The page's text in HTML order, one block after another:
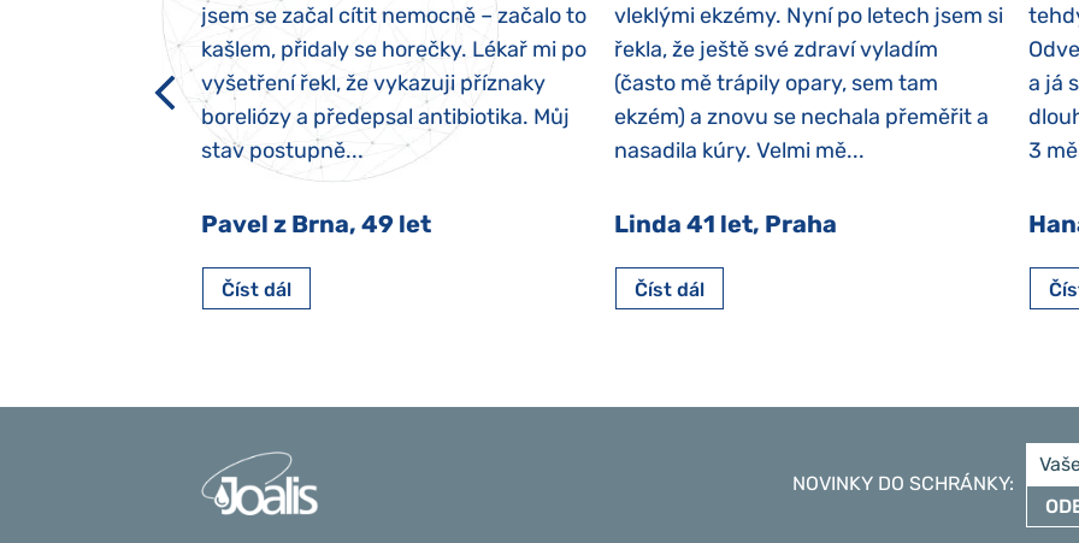
jsem se začal cítit nemocně – začalo to
kašlem, přidaly se horečky. Lékař mi po
vyšetření řekl, že vykazuji příznaky
boreliózy a předepsal antibiotika. Můj
stav postupně...
Pavel z Brna, 49 let
Číst dál
vleklými ekzémy. Nyní po letech jsem si
řekla, že ještě své zdraví vyladím
(často mě trápily opary, sem tam
ekzém) a znovu se nechala přeměřit a
nasadila kúry. Velmi mě...
Linda 41 let, Praha
Číst dál
a já
3
NOVINKY DO SCHRÁNKY: